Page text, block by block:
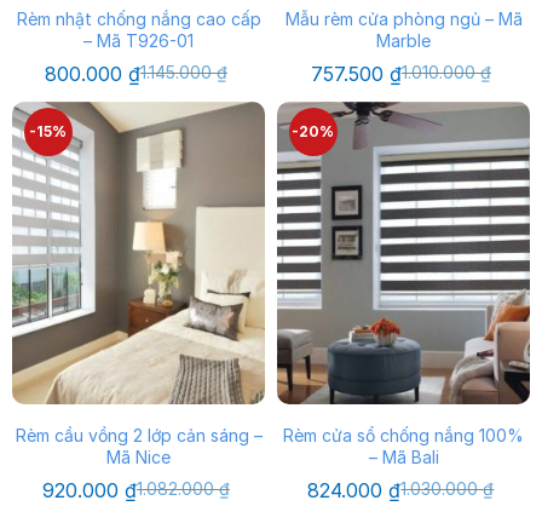
Rèm nhật chống nắng cao cấp
– Mã T926-01
1.145.000₫
Giá
gốc
1.145.000 ₫.
800.000 ₫Giá
hiện
là:
800.000 ₫.
Mẫu rèm cửa phòng ngủ – Mã
Marble
1.010.000₫
Giá
là:
1.010.000 ₫.
757.500 ₫Giá
tại
là:
757.500 ₫.
-15%
Rèm cầu vồng 2 lớp cản sáng –
Mã Nice
1.082.000₫
Giá
920.000 ₫Giá
-20%
Rèm cửa sổ chống nắng 100%
– Mã Bali
1.030.000₫
Giá
824.000₫Giá